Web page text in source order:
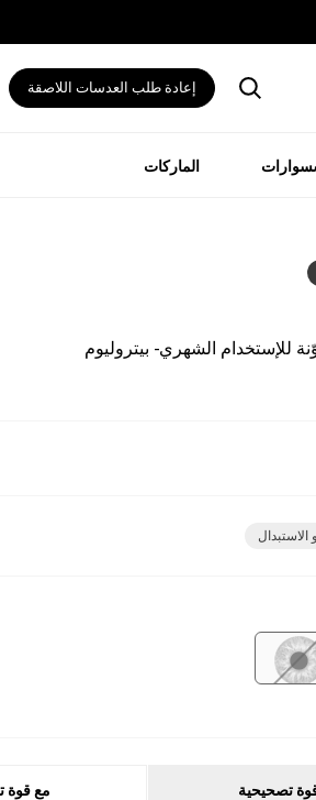
إعادة طلب العدسات اللاصقة
الماركات
للإستخدام الشهري - بيتروليوم
الاستبدال
تصحيحية مع قوة